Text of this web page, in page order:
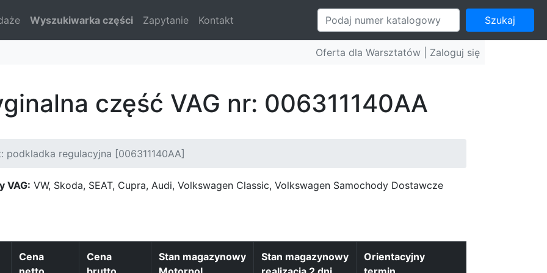
Wyszukiwarka części Zapytanie Kontakt Szukaj
Oferta dla Warsztatów | Zaloguj się
część VAG nr: 006311140AA
podkladka regulacyjna [006311140AA]
VAG: VW, Skoda, SEAT, Cupra, Audi, Volkswagen Classic, Volkswagen Samochody Dostawcze
Cena
Cena
Stan magazynowy
Stan magazynowy
Orientacyjny